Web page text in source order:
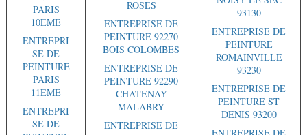
PARIS
10EME
ENTREPRI
SE DE
PEINTURE
PARIS
11EME
ENTREPRI
SE DE
ROSES
ENTREPRISE DE
PEINTURE 92270
BOIS COLOMBES
ENTREPRISE DE
PEINTURE 92290
CHATENAY
MALABRY
ENTREPRISE DE
93130
ENTREPRISE DE
PEINTURE
ROMAINVILLE
93230
ENTREPRISE DE
PEINTURE ST
DENIS 93200